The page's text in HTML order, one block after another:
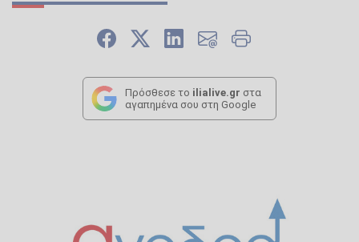
Πρόσθεσε το ilialive.gr στα
αγαπημένα σου στη Google